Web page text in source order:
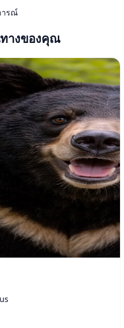
ารณ์
างของคุณ